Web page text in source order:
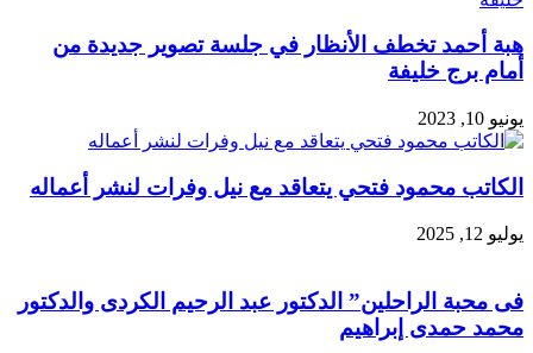
هبة أحمد تخطف الأنظار في جلسة تصوير جديدة من
أمام برج خليفة
يونيو 10, 2023
الكاتب محمود فتحي يتعاقد مع نيل وفرات لنشر أعماله
يوليو 12, 2025
فى محبة الراحلين” الدكتور عبد الرحيم الكردى والدكتور
محمد حمدى إبراهيم